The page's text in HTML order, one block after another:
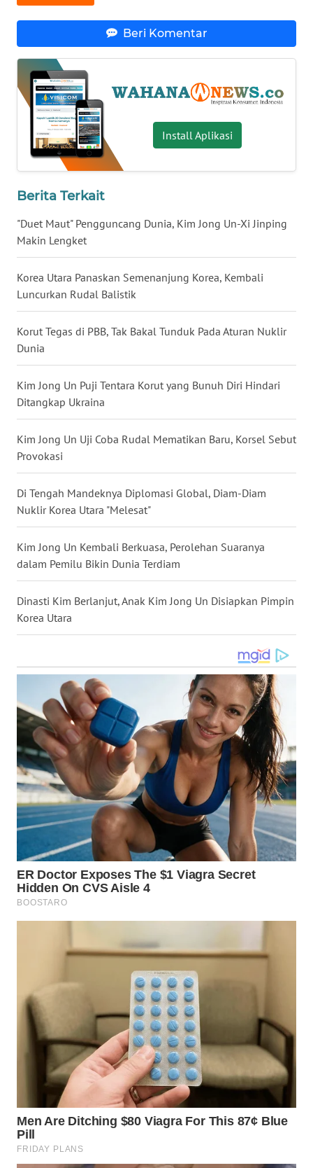
Beri Komentar
Install Aplikasi
Berita Terkait
"Duet Maut" Pengguncang Dunia, Kim Jong Un-Xi Jinping
Makin Lengket
Korea Utara Panaskan Semenanjung Korea, Kembali
Luncurkan Rudal Balistik
Korut Tegas di PBB, Tak Bakal Tunduk Pada Aturan Nuklir
Dunia
Kim Jong Un Puji Tentara Korut yang Bunuh Diri Hindari
Ditangkap Ukraina
Kim Jong Un Uji Coba Rudal Mematikan Baru, Korsel Sebut
Provokasi
Di Tengah Mandeknya Diplomasi Global, Diam-Diam
Nuklir Korea Utara "Melesat"
Kim Jong Un Kembali Berkuasa, Perolehan Suaranya
dalam Pemilu Bikin Dunia Terdiam
Dinasti Kim Berlanjut, Anak Kim Jong Un Disiapkan Pimpin
Korea Utara
WN
WN
SUMBAR
WN
SUMSEL
WN
BENGKULU
WN
LAMPUNG
WN
JATENG
WN
NUSANTARA
WN
JOGJA
WN
JATIM
WN
BALI
KALBAR
KALTENG
KALSEL
WN
KALTIM
WN
SULSEL
WN
GORONTALO
WN
WN
MALUT
DAIRI
WN
DANAU
TOBA